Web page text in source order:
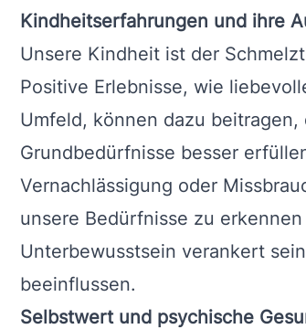
Kindheitserfahrungen und ihre
Unsere Kindheit ist der
Positive Erlebnisse, wie
Umfeld, können dazu
Grundbedürfnisse besser
Vernachlässigung oder
unsere Bedürfnisse zu
Unterbewusstsein verankert
beeinflussen.
Selbstwert und psychische